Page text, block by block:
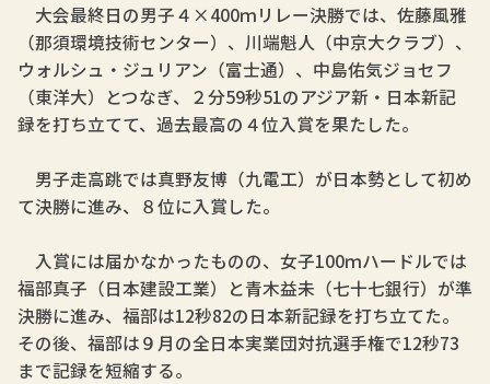
大会最終日の男子４×400ｍリレー決勝では、佐藤風雅
（那須環境技術センター）、川端魁人（中京大クラブ）、
ウォルシュ・ジュリアン（富士通）、中島佑気ジョセフ
（東洋大）とつなぎ、２分59秒51のアジア新・日本新記
録を打ち立てて、過去最高の４位入賞を果たした。
男子走高跳では真野友博（九電工）が日本勢として初め
て決勝に進み、８位に入賞した。
入賞には届かなかったものの、女子100ｍハードルでは
福部真子（日本建設工業）と青木益未（七十七銀行）が準
決勝に進み、福部は12秒82の日本新記録を打ち立てた。
その後、福部は９月の全日本実業団対抗選手権で12秒73
まで記録を短縮する。